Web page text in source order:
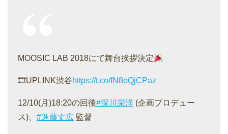
MOOSIC LAB 2018にて舞台挨拶決定
🎞UPLINK渋谷https://t.co/fN8oQjCPaz
12/10(月)18:20の回後#深川栄洋 (企画プロデュー
ス)、 #進藤丈広 監督